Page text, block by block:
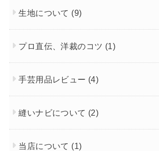
生地について (9)
プロ直伝、洋裁のコツ (1)
手芸用品レビュー (4)
縫いナビについて (2)
当店について (1)